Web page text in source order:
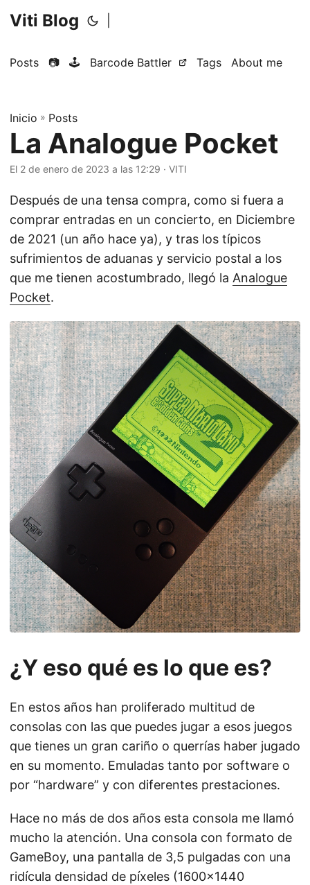
Viti Blog
Posts 📷 🕹️ Barcode Battler Tags About me
Inicio » Posts
La Analogue Pocket
El 2 de enero de 2023 a las 12:29 · VITI
Después de una tensa compra, como si fuera a
comprar entradas en un concierto, en Diciembre
de 2021 (un año hace ya), y tras los típicos
sufrimientos de aduanas y servicio postal a los
que me tienen acostumbrado, llegó la Analogue
Pocket.
¿Y eso qué es lo que es?
En estos años han proliferado multitud de
consolas con las que puedes jugar a esos juegos
que tienes un gran cariño o querrías haber jugado
en su momento. Emuladas tanto por software o
por “hardware” y con diferentes prestaciones.
Hace no más de dos años esta consola me llamó
mucho la atención. Una consola con formato de
GameBoy, una pantalla de 3,5 pulgadas con una
ridícula densidad de píxeles (1600×1440